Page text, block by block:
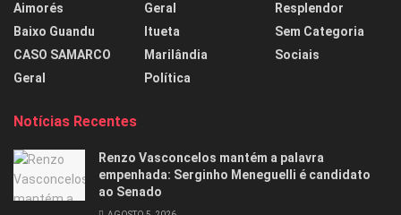
Aimorés
Baixo Guandu
CASO SAMARCO
Geral
Geral
Itueta
Marilândia
Política
Resplendor
Sem Categoria
Sociais
Notícias Recentes
Renzo Vasconcelos mantém a palavra
empenhada: Serginho Meneguelli é candidato
ao Senado